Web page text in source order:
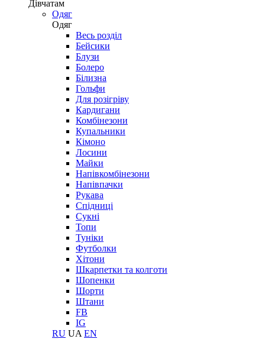
Дівчатам
Одяг
Одяг
Весь розділ
Бейсики
Блузи
Болеро
Білизна
Гольфи
Для розігріву
Кардигани
Комбінезони
Купальники
Кімоно
Лосини
Майки
Напівкомбінезони
Напівпачки
Рукава
Спідниці
Сукні
Топи
Туніки
Футболки
Хітони
Шкарпетки та колготи
Шопенки
Шорти
Штани
FB
IG
RU UA EN